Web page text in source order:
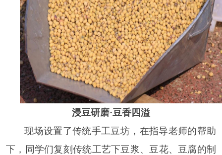
浸豆研磨·豆香四溢
现场设置了传统手工豆坊，在指导老师的帮助
下，同学们复刻传统工艺下豆浆、豆花、豆腐的制